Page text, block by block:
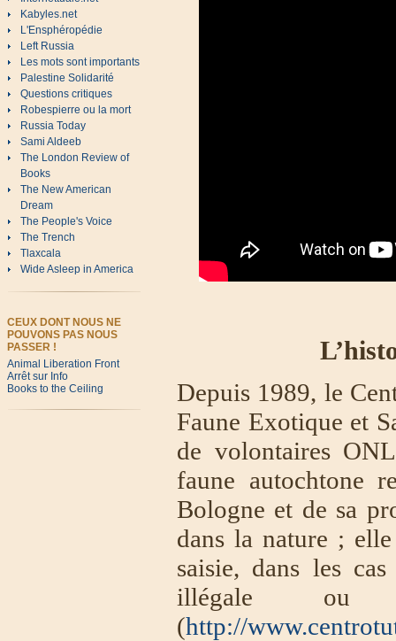
Kabyles.net
L'Ensphéropédie
Left Russia
Les mots sont importants
Palestine Solidarité
Questions critiques
Robespierre ou la mort
Russia Today
Sami Aldeeb
The London Review of
Books
The New American
Dream
The People's Voice
The Trench
Tlaxcala
Wide Asleep in America
CEUX DONT NOUS NE
POUVONS PAS NOUS
PASSER !
Animal Liberation Front
Arrêt sur Info
Books to the Ceiling
Depuis 1989, le
Faune Exotique et
de volontaires
faune autochtone
Bologne et de sa
dans la nature ;
saisie, dans les
illégale ou
(http://